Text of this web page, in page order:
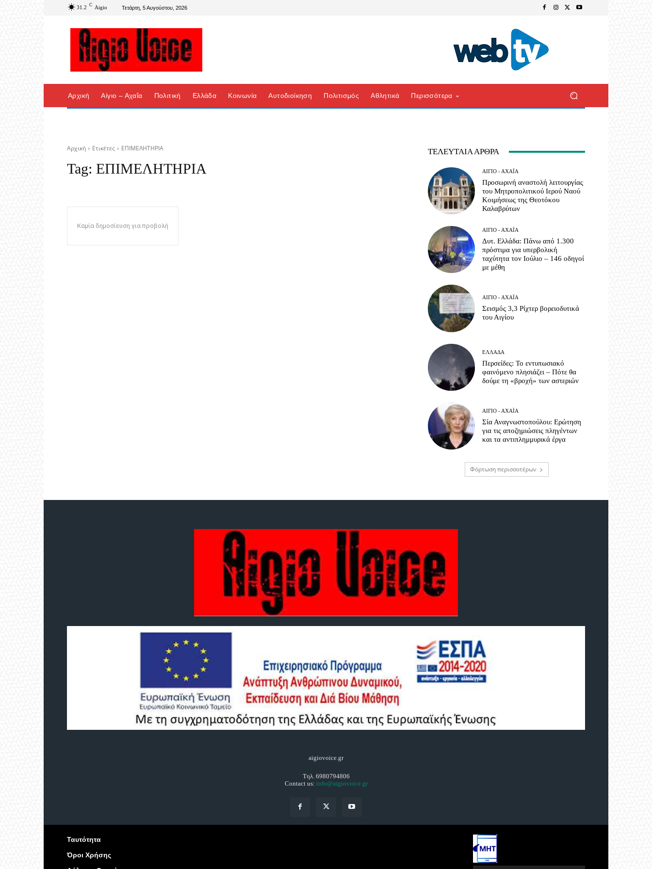
31.2 C Aigio Τετάρτη, 5 Αυγούστου, 2026
Αρχική Αίγιο – Αχαΐα Πολιτική Ελλάδα Κοινωνία Αυτοδιοίκηση Πολιτισμός Αθλητικά Περισσότερα
Αρχική Ετικέτες ΕΠΙΜΕΛΗΤΗΡΙΑ
Tag: ΕΠΙΜΕΛΗΤΗΡΙΑ
Καμία δημοσίευση για προβολή
ΤΕΛΕΥΤΑΊΑ ΆΡΘΡΑ
ΑΊΓΙΟ - ΑΧΑΪ́Α
Προσωρινή αναστολή λειτουργίας
του Μητροπολιτικού Ιερού Ναού
Κοιμήσεως της Θεοτόκου
Καλαβρύτων
ΑΊΓΙΟ - ΑΧΑΪ́Α
Δυτ. Ελλάδα: Πάνω από 1.300
πρόστιμα για υπερβολική
ταχύτητα τον Ιούλιο – 146 οδηγοί
με μέθη
ΑΊΓΙΟ - ΑΧΑΪ́Α
Σεισμός 3,3 Ρίχτερ βορειοδυτικά
του Αιγίου
ΕΛΛΆΔΑ
Περσείδες: Το εντυπωσιακό
φαινόμενο πλησιάζει – Πότε θα
δούμε τη «βροχή» των αστεριών
ΑΊΓΙΟ - ΑΧΑΪ́Α
Σία Αναγνωστοπούλου: Ερώτηση
για τις αποζημιώσεις πληγέντων
και τα αντιπλημμυρικά έργα
Φόρτωση περισσοτέρων
aigiovoice.gr
Τηλ. 6980794806
Contact us: info@aigiovoice.gr
Ταυτότητα
Όροι Χρήσης